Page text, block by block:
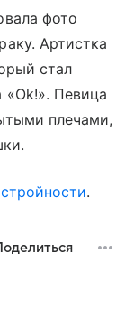
фото
Артистка
стал
Певица
плечами,
.